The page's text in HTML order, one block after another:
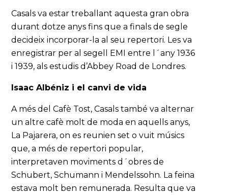
Casals va estar treballant aquesta gran obra
durant dotze anys fins que a finals de segle
decideix incorporar-la al seu repertori. Les va
enregistrar per al segell EMI entre l´any 1936
i 1939, als estudis d’Abbey Road de Londres.
Isaac Albéniz i el canvi de vida
A més del Cafè Tost, Casals també va alternar
un altre cafè molt de moda en aquells anys,
La Pajarera, on es reunien set o vuit músics
que, a més de repertori popular,
interpretaven moviments d´obres de
Schubert, Schumann i Mendelssohn. La feina
estava molt ben remunerada. Resulta que va